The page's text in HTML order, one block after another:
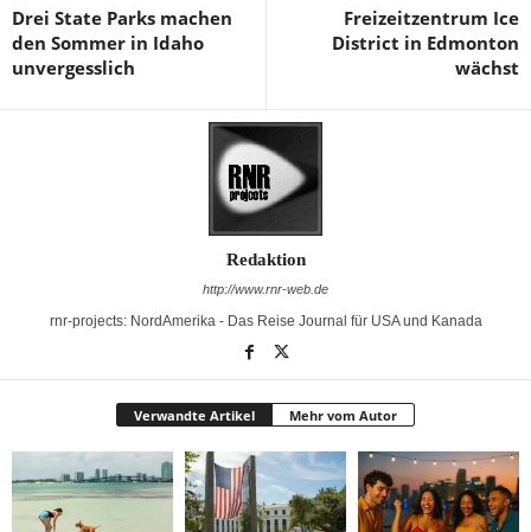
Drei State Parks machen
den Sommer in Idaho
unvergesslich
Freizeitzentrum Ice
District in Edmonton
wächst
Redaktion
http://www.rnr-web.de
rnr-projects: NordAmerika - Das Reise Journal für USA und Kanada
Verwandte Artikel Mehr vom Autor